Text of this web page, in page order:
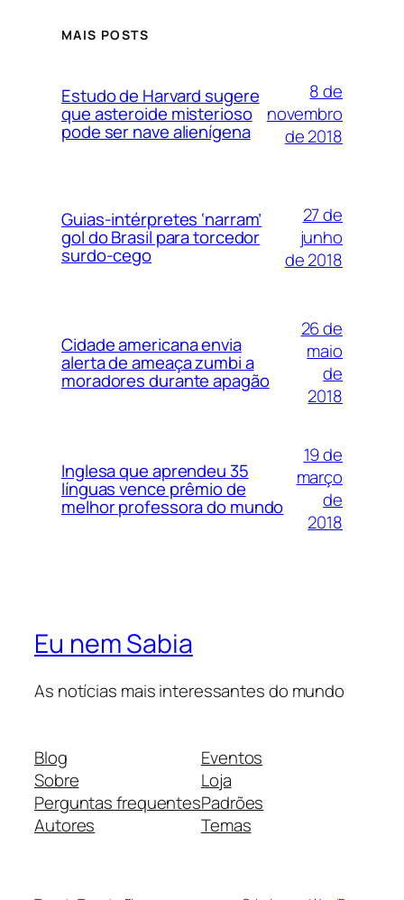
MAIS POSTS
Estudo de Harvard sugere
que asteroide misterioso
pode ser nave alienígena
8 de
novembro
de 2018
Guias-intérpretes ‘narram’
gol do Brasil para torcedor
surdo-cego
27 de
junho
de 2018
Cidade americana envia
alerta de ameaça zumbi a
moradores durante apagão
26 de
maio
de
2018
Inglesa que aprendeu 35
línguas vence prêmio de
melhor professora do mundo
19 de
março
de
2018
Eu nem Sabia
As notícias mais interessantes do mundo
Blog
Sobre
Perguntas frequentes
Autores
Eventos
Loja
Padrões
Temas